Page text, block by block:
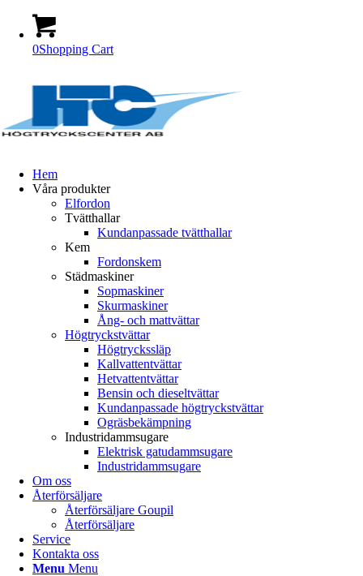
0Shopping Cart
Hem
Våra produkter
Elfordon
Tvätthallar
Kundanpassade tvätthallar
Kem
Fordonskem
Städmaskiner
Sopmaskiner
Skurmaskiner
Ång- och mattvättar
Högtryckstvättar
Högtryckssläp
Kallvattentvättar
Hetvattentvättar
Bensin och dieseltvättar
Kundanpassade högtryckstvättar
Ogräsbekämpning
Industridammsugare
Elektrisk gatudammsugare
Industridammsugare
Om oss
Återförsäljare
Återförsäljare Goupil
Återförsäljare
Service
Kontakta oss
Menu Menu